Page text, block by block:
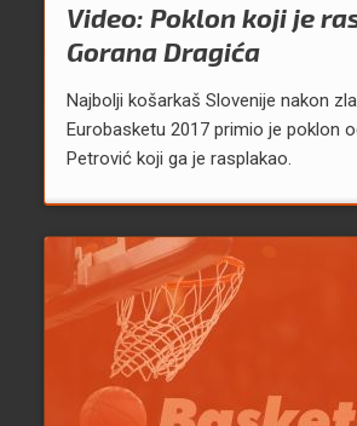
Video: Poklon koji je
Gorana Dragića
Najbolji košarkaš Slovenije nakon
Eurobasketu 2017 primio je poklon
Petrović koji ga je rasplakao.